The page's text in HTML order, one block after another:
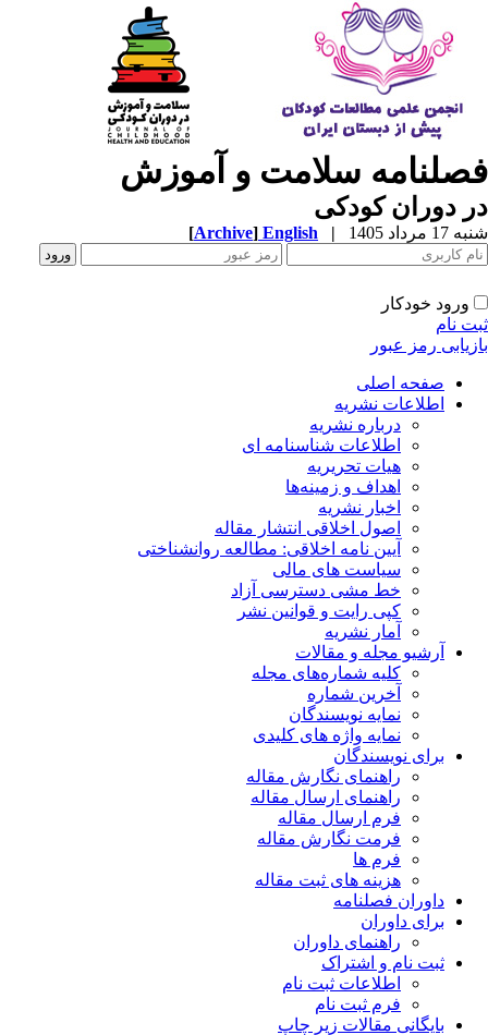
سلامت و آموزش
دوران کودکی
مرداد 1405 |
English
[Archive]
ورود خودکار
نام
رمز عبور
صفحه اصلی
اطلاعات نشریه
درباره نشریه
اطلاعات شناسنامه ای
هیات تحریریه
اهداف و زمینه‌ها
اخبار نشریه
اصول اخلاقی انتشار مقاله
آیین نامه اخلاقی: مطالعه روانشناختی
سیاست های مالی
خط مشی دسترسی آزاد
کپی رایت و قوانین نشر
آمار نشریه
آرشیو مجله و مقالات
کلیه شماره‌های مجله
آخرین شماره
نمایه نویسندگان
نمایه واژه های کلیدی
برای نویسندگان
راهنمای نگارش مقاله
راهنمای ارسال مقاله
فرم ارسال مقاله
فرمت نگارش مقاله
فرم ها
هزینه های ثبت مقاله
داوران فصلنامه
برای داوران
راهنمای داوران
ثبت نام و اشتراک
اطلاعات ثبت نام
فرم ثبت نام
بایگانی مقالات زیر چاپ